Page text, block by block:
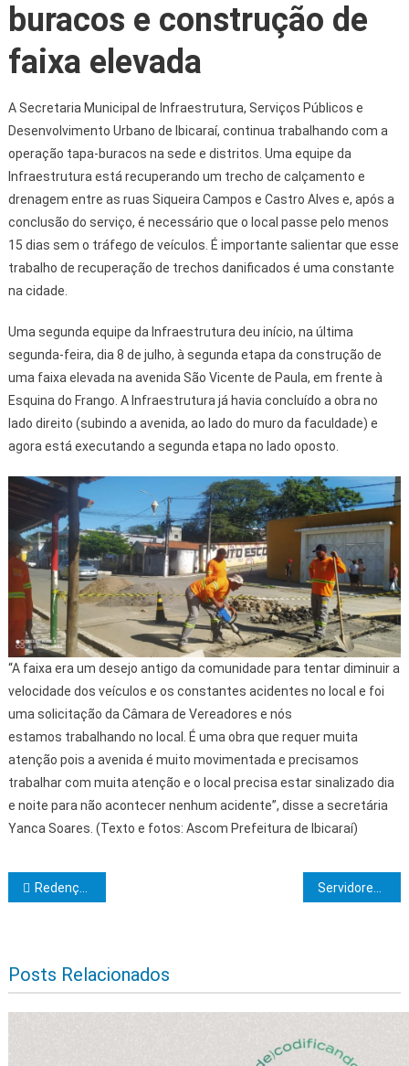
buracos e construção de
faixa elevada
A Secretaria Municipal de Infraestrutura, Serviços Públicos e
Desenvolvimento Urbano de Ibicaraí, continua trabalhando com a
operação tapa-buracos na sede e distritos. Uma equipe da
Infraestrutura está recuperando um trecho de calçamento e
drenagem entre as ruas Siqueira Campos e Castro Alves e, após a
conclusão do serviço, é necessário que o local passe pelo menos
15 dias sem o tráfego de veículos. É importante salientar que esse
trabalho de recuperação de trechos danificados é uma constante
na cidade.
Uma segunda equipe da Infraestrutura deu início, na última
segunda-feira, dia 8 de julho, à segunda etapa da construção de
uma faixa elevada na avenida São Vicente de Paula, em frente à
Esquina do Frango. A Infraestrutura já havia concluído a obra no
lado direito (subindo a avenida, ao lado do muro da faculdade) e
agora está executando a segunda etapa no lado oposto.
“A faixa era um desejo antigo da comunidade para tentar diminuir a
velocidade dos veículos e os constantes acidentes no local e foi
uma solicitação da Câmara de Vereadores e nós
estamos trabalhando no local. É uma obra que requer muita
atenção pois a avenida é muito movimentada e precisamos
trabalhar com muita atenção e o local precisa estar sinalizado dia
e noite para não acontecer nenhum acidente”, disse a secretária
Yanca Soares. (Texto e fotos: Ascom Prefeitura de Ibicaraí)
Navegação de Post
Redenção do Extremo Sul realizará sessão magna de iniciação ao Grau de Aprendiz Servidores estaduais têm desconto especial para aquisição de veículos da BYD
Posts Relacionados